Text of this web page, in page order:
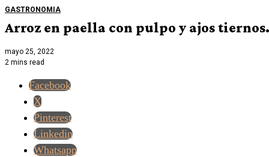
GASTRONOMIA
Arroz en paella con pulpo y ajos tiernos.
mayo 25, 2022
2 mins read
Facebook
X
Pinterest
Linkedin
Whatsapp